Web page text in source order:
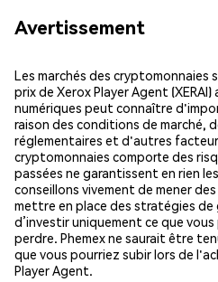
Avertissement
Les marchés des
prix de Xerox Player Agent
numériques peut connaître
raison des conditions de marché,
réglementaires et d'autres
cryptomonnaies comporte des
passées ne garantissent en rien
conseillons vivement de mener
mettre en place des stratégies
d’investir uniquement ce que
perdre. Phemex ne saurait être
que vous pourriez subir lors de
Player Agent.